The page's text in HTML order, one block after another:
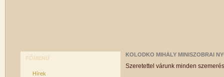
FŐMENÜ
Hírek
KOLODKO MIHÁLY MINISZOBRAI
Szeretettel várunk minden